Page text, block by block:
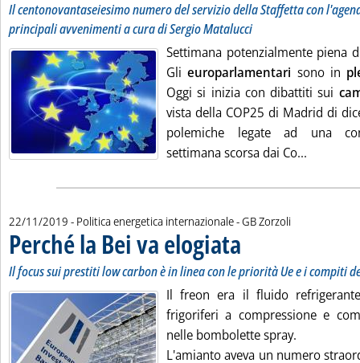
Il centonovantaseiesimo numero del servizio della Staffetta con
principali avvenimenti a cura di Sergio Matalucci
Settimana potenzialmente piena
Glieuroparlamentari sono in
Oggi si inizia con dibattiti sui
vista della COP25 di Madrid di
polemiche legate ad una
settimana scorsa dai Co...
22/11/2019 - Politica energetica internazionale -di:
GB Zorzoli
Perché la Bei va elogiata
Il focus sui prestiti low carbon è in linea con le priorità Ue e i compiti
Il freon era il fluido
frigoriferi a compressione e
nelle bombolette spray.
L'amianto aveva un numero